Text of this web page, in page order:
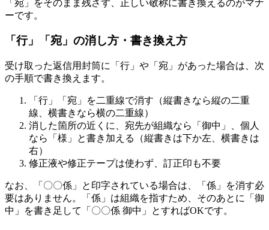
「宛」をそのまま残さず、正しい敬称に書き換えるのがマナ
ーです。
「行」「宛」の消し方・書き換え方
受け取った返信用封筒に「行」や「宛」があった場合は、次
の手順で書き換えます。
「行」「宛」を二重線で消す（縦書きなら縦の二重
線、横書きなら横の二重線）
消した箇所の近くに、宛先が組織なら「御中」、個人
なら「様」と書き加える（縦書きは下か左、横書きは
右）
修正液や修正テープは使わず、訂正印も不要
なお、「〇〇係」と印字されている場合は、「係」を消す必
要はありません。「係」は組織を指すため、そのあとに「御
中」を書き足して「〇〇係 御中」とすればOKです。